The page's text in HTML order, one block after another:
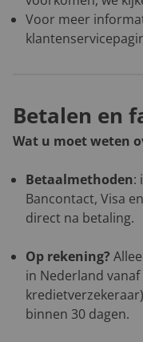
Voor meer
Betalen en
Wat u moet weten
Betaalmethoden:
Bancontact, Visa
direct na betaling.
Op rekening?
in Nederland
binnen 30 dagen.